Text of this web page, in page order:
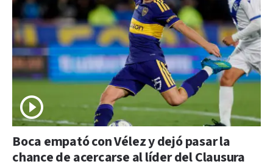
Boca empató con Vélez y dejó pasar la
chance de acercarse al líder del Clausura